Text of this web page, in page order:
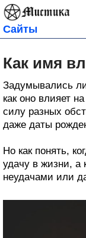
Сайты
Как имя
Задумывались
как оно влияет
силу разных
даже даты
Но как понять,
удачу в жизни, а
неудачами или